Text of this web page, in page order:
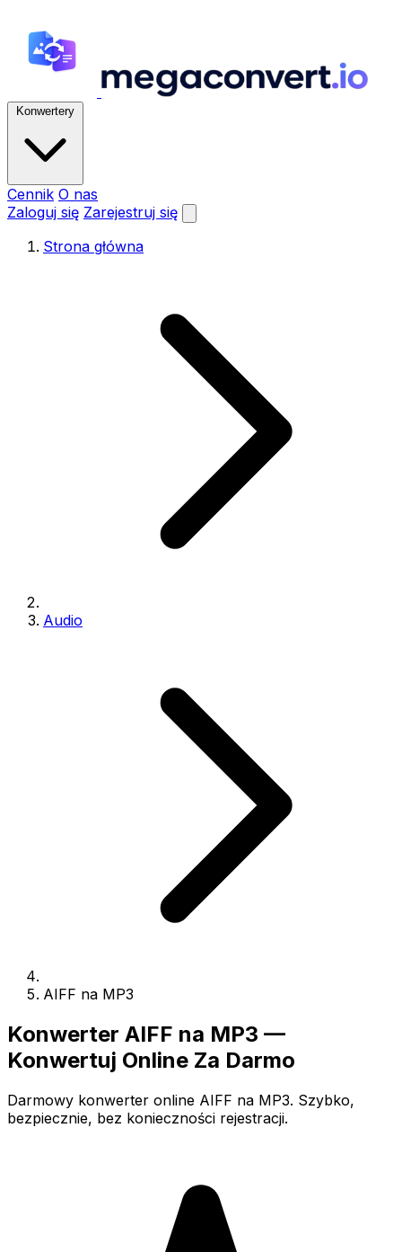
Konwertery
Cennik O nas
Zaloguj się Zarejestruj się
Strona główna
Audio
AIFF na MP3
Konwerter AIFF na MP3 —
Konwertuj Online Za Darmo
Darmowy konwerter online AIFF na MP3. Szybko,
bezpiecznie, bez konieczności rejestracji.